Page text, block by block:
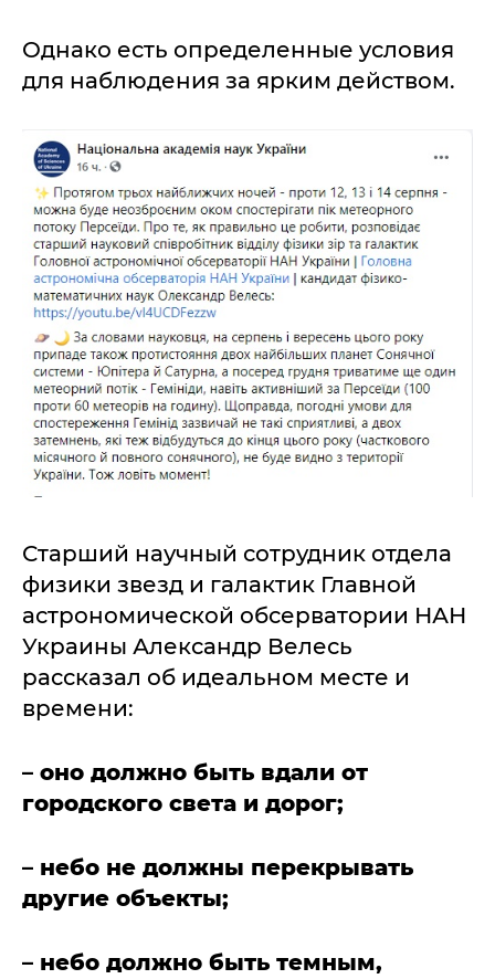
Однако есть определенные условия
для наблюдения за ярким действом.
Старший научный сотрудник отдела
физики звезд и галактик Главной
астрономической обсерватории НАН
Украины Александр Велесь
рассказал об идеальном месте и
времени:
– оно должно быть вдали от
городского света и дорог;
– небо не должны перекрывать
другие объекты;
– небо должно быть темным,